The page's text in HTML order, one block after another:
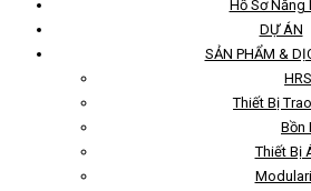
Hồ Sơ Năng
DỰ ÁN
SẢN PHẨM &
Thiết Bị
Bồn
Thiết Bị